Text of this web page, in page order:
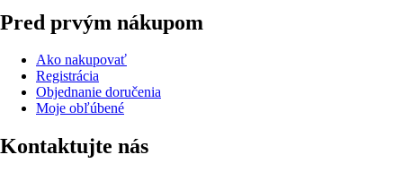
Pred prvým nákupom
Ako nakupovať
Registrácia
Objednanie doručenia
Moje obľúbené
Kontaktujte nás